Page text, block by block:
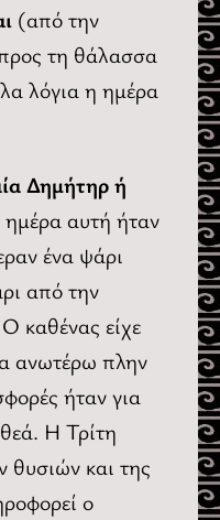
(από την
τη θάλασσα
λόγια η ημέρα
Δημήτηρ ή
αυτή ήταν
ένα ψάρι
από την
καθένας είχε
ανωτέρω πλην
ήταν για
Η Τρίτη
θυσιών και της
ο